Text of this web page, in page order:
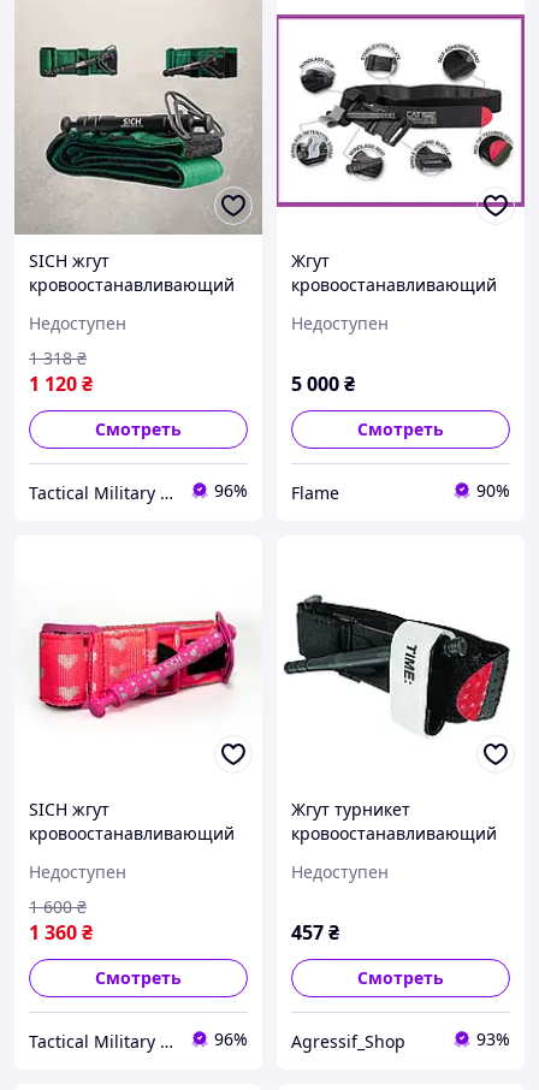
SICH жгут
кровоостанавливающий
Недоступен
1 120₴
1 318 ₴
Смотреть
Tactical Military UA 96%
Жгут
кровоостанавливающий
Армейский оригинал
остановки кровотечения
Raskach
Недоступен
5 000₴
Смотреть
Flame 90%
SICH жгут
кровоостанавливающий
Недоступен
1 360₴
1 600 ₴
Смотреть
Tactical Military UA 96%
Жгут турникет
кровоостанавливающий
Недоступен
457₴
Смотреть
Agressif_Shop 93%